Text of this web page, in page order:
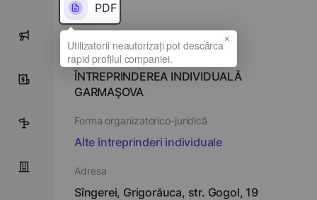
0
1
PDF
Denumirea completă
ÎNTREPRINDEREA INDIVIDUALĂ
GARMAŞOVA
Forma organizatorico-juridică
Alte întreprinderi individuale
Adresa
Sîngerei, Grigorăuca, str. Gogol, 19
×